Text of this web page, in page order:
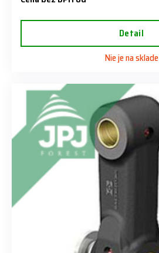
Detail
Nie je na sklade